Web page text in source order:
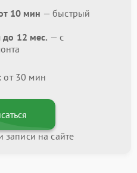
10 мин — быстрый
до 12 мес. — с
от 30 мин
записи на сайте